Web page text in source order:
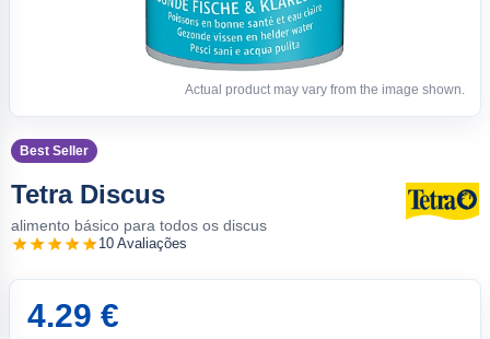
Actual product may vary from the image shown.
Best Seller
Tetra Discus
alimento básico para todos os discus
10 Avaliações
4.29 €